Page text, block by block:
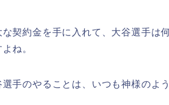
な契約金を手に入れて、大谷選手は
ね。
選手のやることは、いつも神様のよ